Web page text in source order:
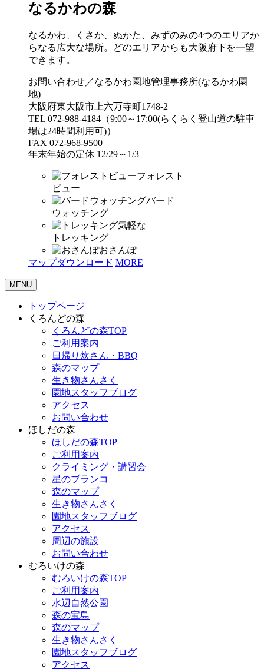
なるかわの森
なるかわ、くさか、ぬかた、みずのみの4つのエリアか
らなる広大な場所。どのエリアからも大阪府下を一望
できます。
お問い合わせ／なるかわ園地管理事務所(なるかわ園
地)
大阪府東大阪市上六万寺町1748-2
TEL 072-988-4184（9:00～17:00(らくらく登山道の駐車
場は24時間利用可)）
FAX 072-968-9500
年末年始の定休 12/29～1/3
フォレスト
ビュー
バード
ウォッチング
気軽な
トレッキング
おさんぽ
マップダウンロード MORE
MENU
トップページ
くろんどの森
くろんどの森TOP
ご利用案内
日帰り炊さん・BBQ
森のマップ
生き物さんさく
園地スタッフブログ
アクセス
お問い合わせ
ほしだの森
ほしだの森TOP
ご利用案内
クライミング・講習会
星のブランコ
森のマップ
生き物さんさく
園地スタッフブログ
アクセス
周辺の施設
お問い合わせ
むろいけの森
むろいけの森TOP
ご利用案内
水辺自然公園
森の宝島
森のマップ
生き物さんさく
園地スタッフブログ
アクセス